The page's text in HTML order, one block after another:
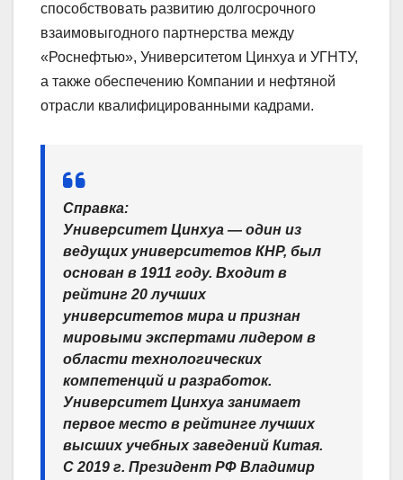
способствовать развитию долгосрочного
взаимовыгодного партнерства между
«Роснефтью», Университетом Цинхуа и УГНТУ,
а также обеспечению Компании и нефтяной
отрасли квалифицированными кадрами.
Справка:
Университет Цинхуа — один из
ведущих университетов КНР, был
основан в 1911 году. Входит в
рейтинг 20 лучших
университетов мира и признан
мировыми экспертами лидером в
области технологических
компетенций и разработок.
Университет Цинхуа занимает
первое место в рейтинге лучших
высших учебных заведений Китая.
С 2019 г. Президент РФ Владимир